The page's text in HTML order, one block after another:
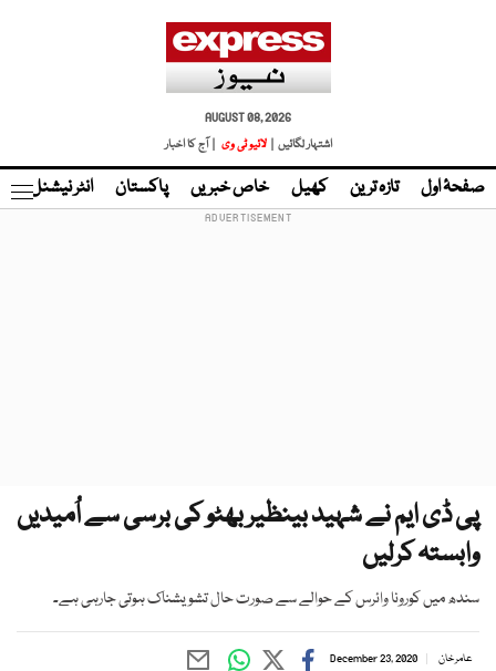
AUGUST 08, 2026
اشتہار لگائیں |
لائیو ٹی وی | آج کا اخبار
صفحۂ اول تازہ ترین کھیل خاص خبریں پاکستان انٹر نیشنل
پی ڈی ایم نے شہید بینظیر بھٹو کی برسی سے اُمیدیں
وابستہ کرلیں
سندھ میں کورونا وائرس کے حوالے سے صورت حال تشویشناک ہوتی جارہی ہے۔
عامر خان December 23, 2020